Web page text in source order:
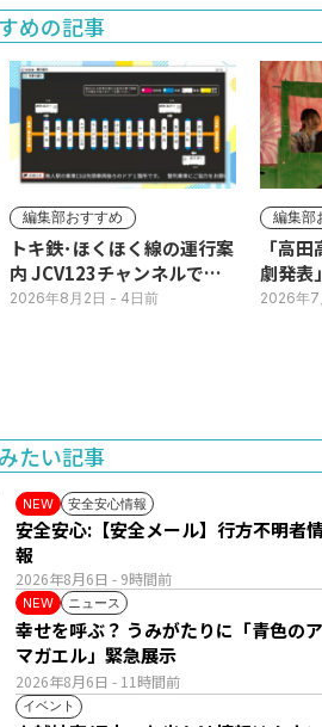
めの記事
編集部おすすめ
トキ鉄･ほくほく線の運行案
内 JCV123チャンネルで平
日毎朝表示
2026年8月2日 - 4日前
編集部
「高
劇発表
放送中
2026年7
たい記事
NEW 安全安心情報
2026年8月6日 - 9時間前
安全安心:【安全メール】行方不明者
報
NEW ニュース
2026年8月6日 - 11時間前
幸せを呼ぶ？ うみがたりに「青色のア
マガエル」緊急展示
イベント